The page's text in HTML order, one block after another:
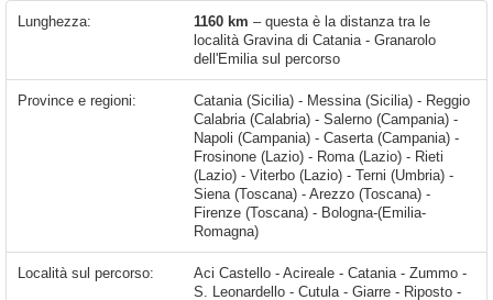
Lunghezza: 1160 km – questa è la distanza tra le
località Gravina di Catania - Granarolo
dell'Emilia sul percorso
Province e regioni:
Catania (Sicilia) - Messina (Sicilia) - Reggio
Calabria (Calabria) - Salerno (Campania) -
Napoli (Campania) - Caserta (Campania) -
Frosinone (Lazio) - Roma (Lazio) - Rieti
(Lazio) - Viterbo (Lazio) - Terni (Umbria) -
Siena (Toscana) - Arezzo (Toscana) -
Firenze (Toscana) - Bologna-(Emilia-
Romagna)
Località sul percorso: Aci Castello - Acireale - Catania - Zummo - S. Leonardello - Cutula - Giarre - Riposto - Mascali - Fiumefreddo Sicilia - Pasteria-Lapide - Calatabiano - Chianchitta-pallio - Giardini Naxos - Villagonia - Taormina - Mazzarò - Mazzeo - Letojanni - Fondaco Parrino - Santa Margherita - Sant'Alessio Siculo - Santa Teresa di Riva - Furci Siculo - Roccalumera - Nizza di Sicilia - Alì Terme - Itala Marina - Scaletta Marina - Messina - Villa San Giovanni - Campo Calabro - Buonabitacolo - Montesano Scalo - Padula - Sala Consilina - Atena Lucana -